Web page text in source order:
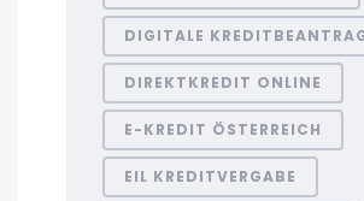
DIGITALE
DIREKTKREDIT ONLINE
E-KREDIT ÖSTERREICH
EIL KREDITVERGABE